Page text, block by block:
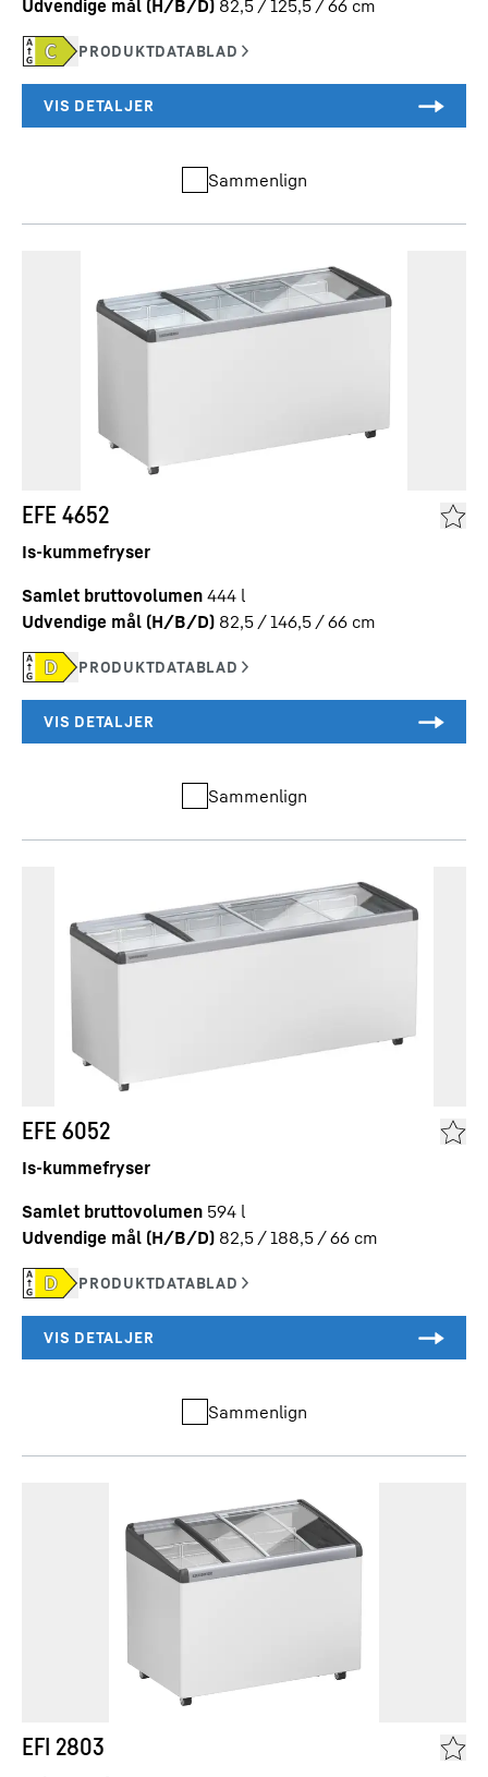
Udvendige mål (H/B/D) 82,5 / 125,5 / 66 cm
Sammenlign
EFE 4652
Is-kummefryser
Samlet bruttovolumen 444 l
Udvendige mål (H/B/D) 82,5 / 146,5 / 66 cm
Sammenlign
EFE 6052
Is-kummefryser
Samlet bruttovolumen 594 l
Udvendige mål (H/B/D) 82,5 / 188,5 / 66 cm
Sammenlign
EFI 2803